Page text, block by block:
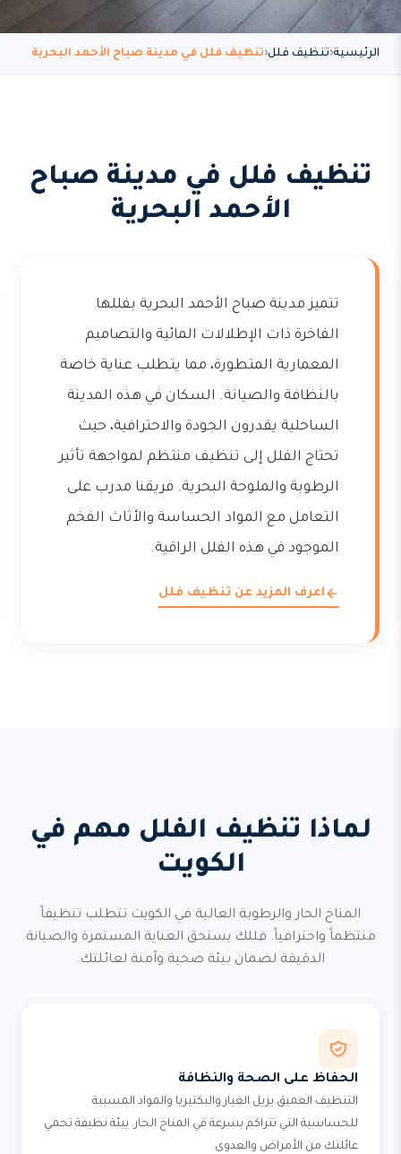
الرئيسية تنظيف فلل تنظيف فلل في مدينة صباح الأحمد البحرية
تنظيف فلل في مدينة صباح
الأحمد البحرية
تتميز مدينة صباح الأحمد البحرية بفللها
الفاخرة ذات الإطلالات المائية والتصاميم
المعمارية المتطورة، مما يتطلب عناية خاصة
بالنظافة والصيانة. السكان في هذه المدينة
الساحلية يقدرون الجودة والاحترافية، حيث
تحتاج الفلل إلى تنظيف منتظم لمواجهة تأثير
الرطوبة والملوحة البحرية. فريقنا مدرب على
التعامل مع المواد الحساسة والأثاث الفخم
الموجود في هذه الفلل الراقية.
اعرف المزيد عن تنظيف فلل
لماذا تنظيف الفلل مهم في
الكويت
المناخ الحار والرطوبة العالية في الكويت تتطلب تنظيفاً
منتظماً واحترافياً. فللك يستحق العناية المستمرة والصيانة
الدقيقة لضمان بيئة صحية وآمنة لعائلتك.
الحفاظ على الصحة والنظافة
التنظيف العميق يزيل الغبار والبكتيريا والمواد المسببة
للحساسية التي تتراكم بسرعة في المناخ الحار. بيئة نظيفة تحمي
عائلتك من الأمراض والعدوى.